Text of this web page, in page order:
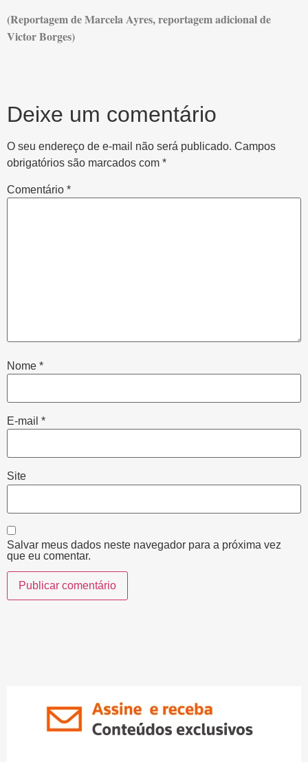
(Reportagem de Marcela Ayres, reportagem adicional de
Victor Borges)
Deixe um comentário
O seu endereço de e-mail não será publicado. Campos
obrigatórios são marcados com *
Comentário *
Nome *
E-mail *
Site
Salvar meus dados neste navegador para a próxima vez
que eu comentar.